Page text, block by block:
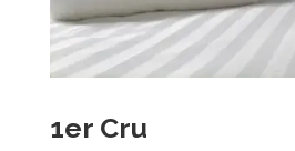
1er Cru